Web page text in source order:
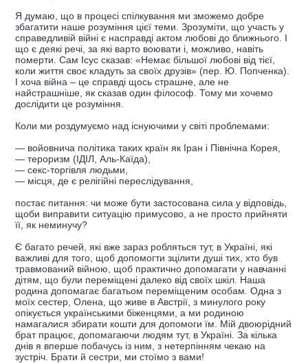
Я думаю, що в процесі спілкування ми зможемо добре
збагатити наше розуміння цієї теми. Зрозуміти, що участь у
справедливій війні є насправді актом любові до ближнього. І
що є деякі речі, за які варто воювати і, можливо, навіть
померти. Сам Ісус сказав: «Немає більшої любові від тієї,
коли життя своє кладуть за своїх друзів» (пер. Ю. Попченка).
І хоча війна – це справді щось страшне, але не
найстрашніше, як сказав один філософ. Тому ми хочемо
дослідити це розуміння.
Коли ми роздумуємо над існуючими у світі проблемами:
— войовнича політика таких країн як Іран і Північна Корея,
— тероризм (ІДІЛ, Аль-Каїда),
— секс-торгівля людьми,
— місця, де є релігійні переслідування,
постає питання: чи може бути застосована сила у відповідь,
щоби виправити ситуацію примусово, а не просто прийняти
її, як неминучу?
Є багато речей, які вже зараз робляться тут, в Україні, які
важливі для того, щоб допомогти зцілити душі тих, хто був
травмований війною, щоб практично допомагати у навчанні
дітям, що були переміщені далеко від своїх шкіл. Наша
родина допомагає багатьом переміщеним особам. Одна з
моїх сестер, Олена, що живе в Австрії, з минулого року
опікується українськими біженцями, а ми родиною
намагалися збирати кошти для допомоги їм. Мій двоюрідний
брат працює, допомагаючи людям тут, в Україні. За кілька
днів я вперше побачусь із ним, з нетерпінням чекаю на
зустріч. Брати й сестри, ми стоїмо з вами!